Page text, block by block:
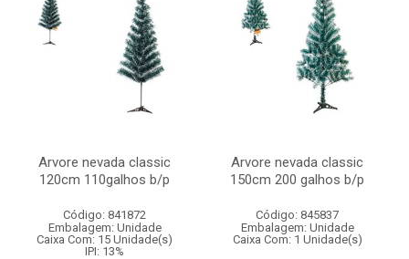
Arvore nevada classic
120cm 110galhos b/p
Código: 841872
Embalagem: Unidade
Caixa Com: 15 Unidade(s)
IPI: 13%
Arvore nevada classic
150cm 200 galhos b/p
Código: 845837
Embalagem: Unidade
Caixa Com: 1 Unidade(s)